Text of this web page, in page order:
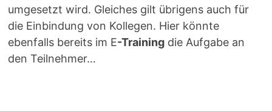
umgesetzt wird. Gleiches gilt übrigens auch für
die Einbindung von Kollegen. Hier könnte
ebenfalls bereits im E-Training die Aufgabe an
den Teilnehmer…